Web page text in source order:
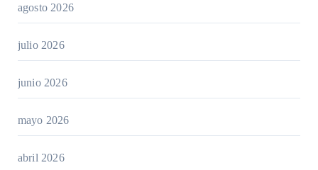
agosto 2026
julio 2026
junio 2026
mayo 2026
abril 2026